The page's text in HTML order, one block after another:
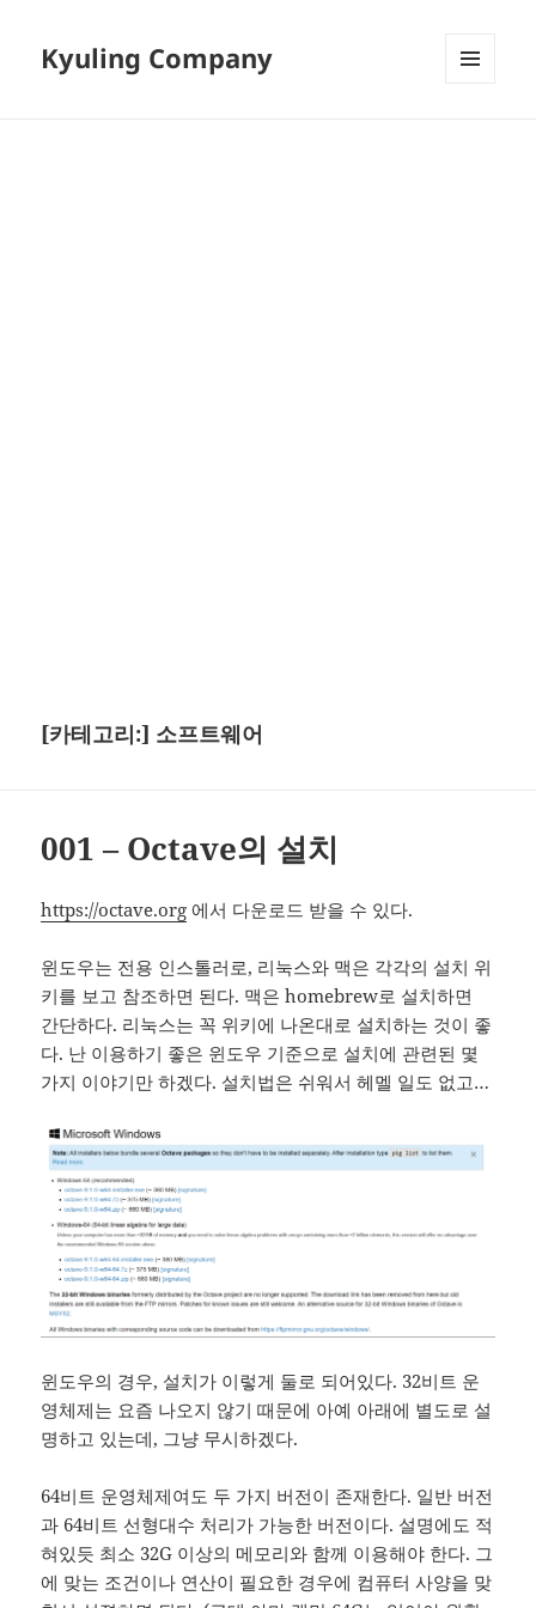
Kyuling Company
[카테고리:] 소프트웨어
001 – Octave의 설치
https://octave.org 에서 다운로드 받을 수 있다.
윈도우는 전용 인스톨러로, 리눅스와 맥은 각각의 설치 위
키를 보고 참조하면 된다. 맥은 homebrew로 설치하면
간단하다. 리눅스는 꼭 위키에 나온대로 설치하는 것이 좋
다. 난 이용하기 좋은 윈도우 기준으로 설치에 관련된 몇
가지 이야기만 하겠다. 설치법은 쉬워서 헤멜 일도 없고…
윈도우의 경우, 설치가 이렇게 둘로 되어있다. 32비트 운
영체제는 요즘 나오지 않기 때문에 아예 아래에 별도로 설
명하고 있는데, 그냥 무시하겠다.
64비트 운영체제여도 두 가지 버전이 존재한다. 일반 버전
과 64비트 선형대수 처리가 가능한 버전이다. 설명에도 적
혀있듯 최소 32G 이상의 메모리와 함께 이용해야 한다. 그
에 맞는 조건이나 연산이 필요한 경우에 컴퓨터 사양을 맞